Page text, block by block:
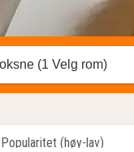
(1 Velg rom)